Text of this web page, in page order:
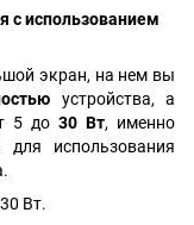
с использованием
экран, на нем вы
устройства, а
5 до30 Вт, именно
использования